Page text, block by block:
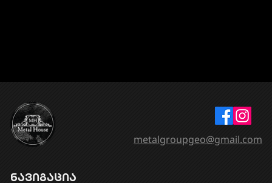
ნავიგაცია
metalgroupgeo@gmail.com